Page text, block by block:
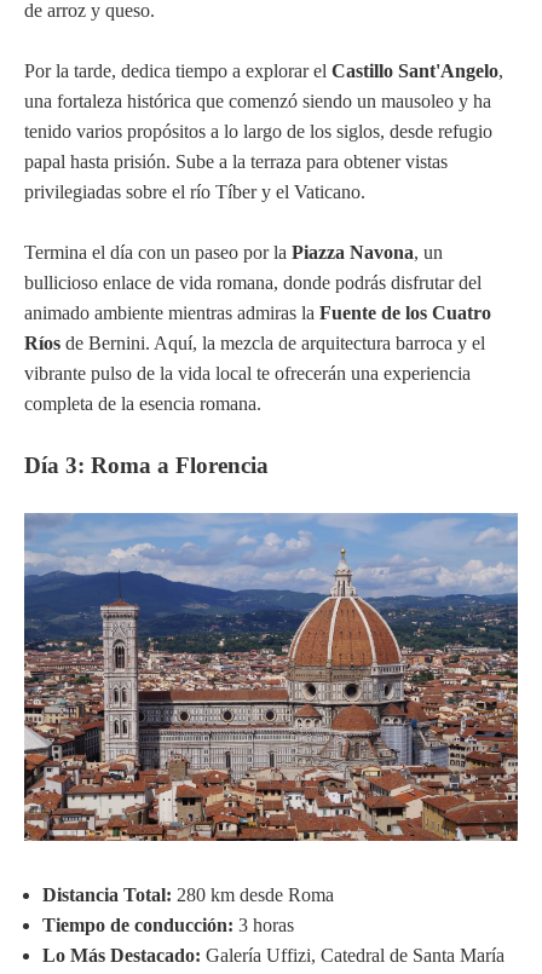
de arroz y queso.
Por la tarde, dedica tiempo a explorar el Castillo Sant'Angelo,
una fortaleza histórica que comenzó siendo un mausoleo y ha
tenido varios propósitos a lo largo de los siglos, desde refugio
papal hasta prisión. Sube a la terraza para obtener vistas
privilegiadas sobre el río Tíber y el Vaticano.
Termina el día con un paseo por la Piazza Navona, un
bullicioso enlace de vida romana, donde podrás disfrutar del
animado ambiente mientras admiras la Fuente de los Cuatro
Ríos de Bernini. Aquí, la mezcla de arquitectura barroca y el
vibrante pulso de la vida local te ofrecerán una experiencia
completa de la esencia romana.
Día 3: Roma a Florencia
Distancia Total: 280 km desde Roma
Tiempo de conducción: 3 horas
Lo Más Destacado: Galería Uffizi, Catedral de Santa María